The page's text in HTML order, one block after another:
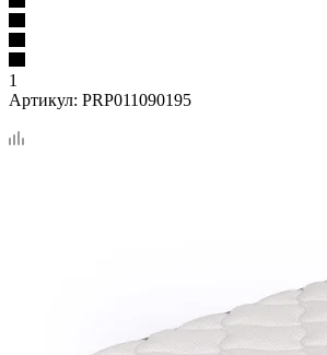
1
Артикул: PRP011090195